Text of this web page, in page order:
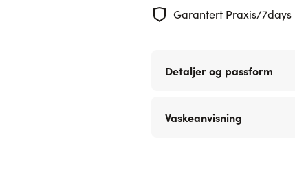
Garantert Praxis/7days
Detaljer og passform
Vaskeanvisning